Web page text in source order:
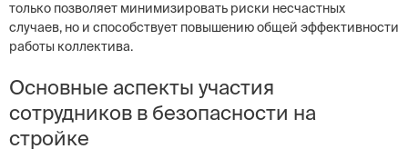
только позволяет минимизировать риски несчастных
случаев, но и способствует повышению общей эффективности
работы коллектива.
Основные аспекты участия
сотрудников в безопасности на
стройке